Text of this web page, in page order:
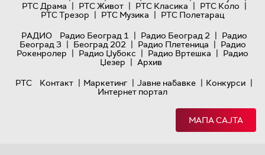
РТС Драма | РТС Живот | РТС Класика | РТС Коло |
РТС Трезор | РТС Музика | РТС Полетарац
РАДИО
Радио Београд 1 | Радио Београд 2 | Радио
Београд 3 | Београд 202 | Радио Плетеница | Радио
Рокенролер | Радио Џубокс | Радио Вртешка | Радио
Џезер | Архив
РТС
Контакт | Маркетинг | Јавне набавке | Конкурси |
Интернет портал
МАПА САЈТА